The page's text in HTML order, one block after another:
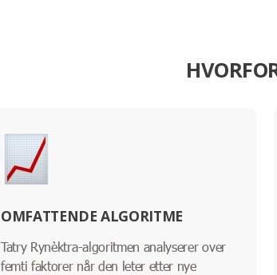
OMFATTENDE ALGORITME
Tatry Rynèktra-algoritmen analyserer over
femti faktorer når den leter etter nye